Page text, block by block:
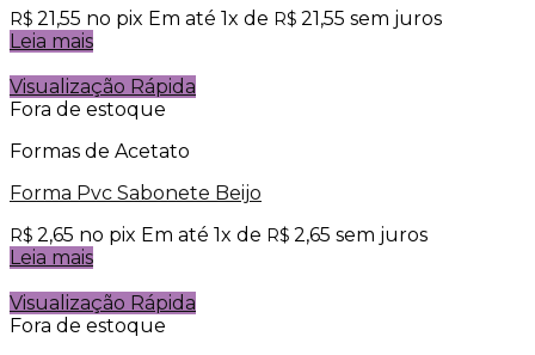
R$ 21,55 no pix Em até 1x de R$ 21,55 sem juros
Leia mais
Visualização Rápida
Fora de estoque
Formas de Acetato
Forma Pvc Sabonete Beijo
R$ 2,65 no pix Em até 1x de R$ 2,65 sem juros
Leia mais
Visualização Rápida
Fora de estoque